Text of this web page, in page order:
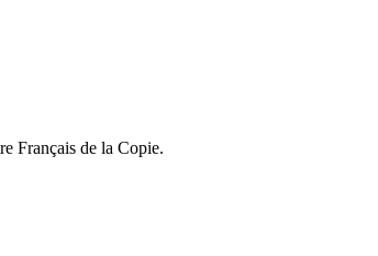
Français de la Copie.